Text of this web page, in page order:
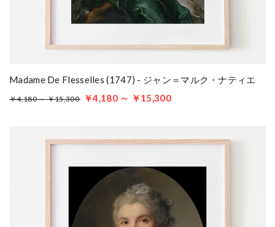
Madame De Flesselles (1747) - ジャン＝マルク・ナティエ
￥4,180 ～ ￥15,300 ￥4,180 ～ ￥15,300